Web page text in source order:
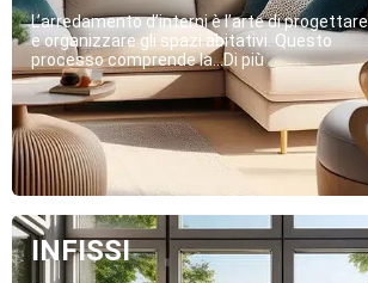
L’arredamento d’interni è l’arte di progettare
e organizzare gli spazi abitativi. Questo
processo comprende la...Di più
INFISSI